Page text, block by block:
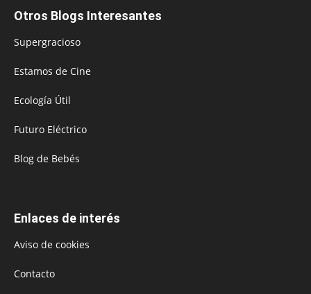
Otros Blogs Interesantes
Supergracioso
Estamos de Cine
Ecología Útil
Futuro Eléctrico
Blog de Bebés
Enlaces de interés
Aviso de cookies
Contacto